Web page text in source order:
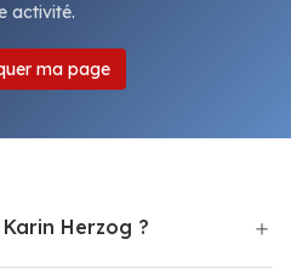
activité.
ma page
Herzog ?